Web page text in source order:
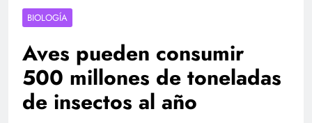
BIOLOGÍA
Aves pueden consumir
500 millones de toneladas
de insectos al año